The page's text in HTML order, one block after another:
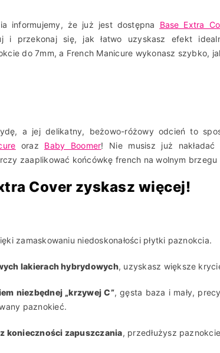
informujemy, że już jest dostępna Base Extra
i przekonaj się, jak łatwo uzyskasz efekt
do 7mm, a French Manicure wykonasz szybko,
a jej delikatny, beżowo-różowy odcień to
oraz Baby Boomer! Nie musisz już nakładać
zaaplikować końcówkę french na wolnym
Cover zyskasz więcej!
zamaskowaniu niedoskonałości płytki paznokcia.
lakierach hybrydowych, uzyskasz większe
niezbędnej „krzywej C”, gęsta baza i mały,
paznokieć.
konieczności zapuszczania, przedłużysz